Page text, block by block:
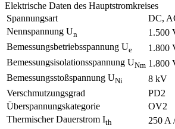
Elektrische Daten des Hauptstromkreises
Spannungsart
DC,
Nennspannung Un
1.500
Bemessungsbetriebsspannung Ue
1.800
Bemessungsisolationsspannung UNm 1.800
Bemessungsstoßspannung UNi
8 kV
Verschmutzungsgrad
PD2
Überspannungskategorie
OV2
Thermischer Dauerstrom Ith
250 A